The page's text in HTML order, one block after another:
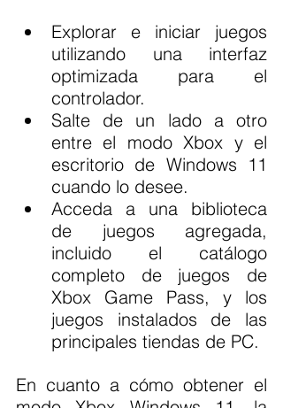
Explorar e iniciar juegos
utilizando una interfaz
optimizada para el
controlador.
Salte de un lado a otro
entre el modo Xbox y el
escritorio de Windows 11
cuando lo desee.
Acceda a una biblioteca
de juegos agregada,
incluido el catálogo
completo de juegos de
Xbox Game Pass, y los
juegos instalados de las
principales tiendas de PC.
En cuanto a cómo obtener el